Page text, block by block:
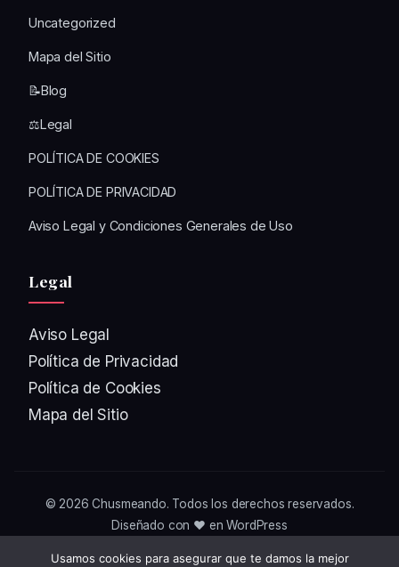
Uncategorized
Mapa del Sitio
📝Blog
⚖️Legal
POLÍTICA DE COOKIES
POLÍTICA DE PRIVACIDAD
Aviso Legal y Condiciones Generales de Uso
Legal
Aviso Legal
Política de Privacidad
Política de Cookies
Mapa del Sitio
© 2026Chusmeando. Todos los derechos reservados.
Diseñado con ❤️ en WordPress
Usamos cookies para asegurar que te damos la mejor